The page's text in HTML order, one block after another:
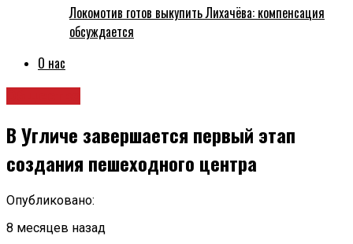
Локомотив готов выкупить Лихачёва: компенсация
обсуждается
О нас
В Угличе завершается первый этап
создания пешеходного центра
Опубликовано:
8 месяцев назад